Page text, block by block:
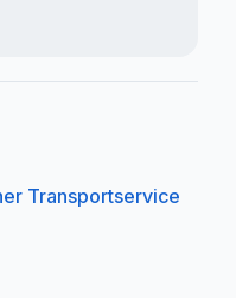
Transportservice